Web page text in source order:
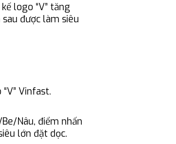
logo “V” tăng
được làm siêu
Vinfast.
Nâu, điểm nhấn
lớn đặt dọc.